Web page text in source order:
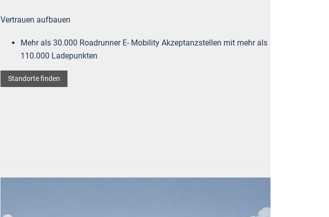
Vertrauen aufbauen
Mehr als 30.000 Roadrunner E- Mobility Akzeptanzstellen mit mehr als
110.000 Ladepunkten
Standorte finden